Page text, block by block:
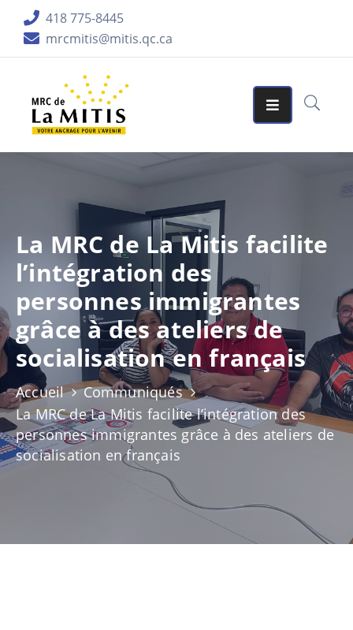
418 775-8445
mrcmitis@mitis.qc.ca
SERVICES
FINANCIÈRES
PUBLICATIONS
LA
RÉGION
ACCUEIL
NOUVELLES
CONSEIL
DE
LA
MRC
La MRC de La Mitis facilite
l’intégration des
personnes immigrantes
grâce à des ateliers de
socialisation en français
Accueil
Communiqués
La MRC de La Mitis facilite l’intégration des
personnes immigrantes grâce à des ateliers de
socialisation en français